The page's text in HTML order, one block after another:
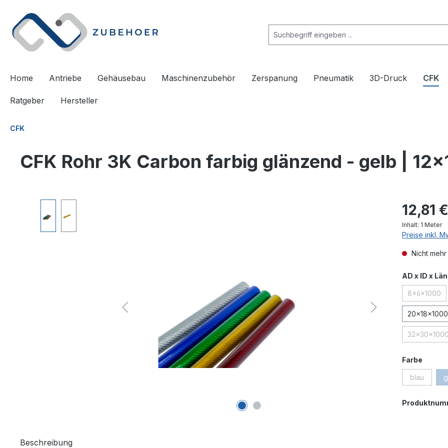
Home Antriebe Gehäusebau Maschinenzubehör Zerspanung Pneumatik 3D-Druck CFK
Ratgeber Hersteller
CFK
CFK Rohr 3K Carbon farbig glänzend - gelb |
12,81
Inhalt: 1 Meter
Preise inkl.
Nicht
AD x ID x
8x6x1000
(Diese
20x18x1000
32x30x1000
Farbe
blau(Diese
Beschreibung